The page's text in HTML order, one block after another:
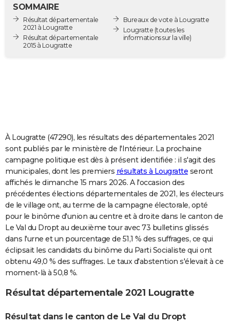
Destinations
City break
Voyage nature
Voyage de noces
Forum
Climat
GUIDES D'ACHAT
COPAINS D'AVANT
S'inscrire
Se connecter
Lycées
Collèges
Primaires
Universités
Entreprises
Service militaire
Avis de recherche
AVIS DE DÉCÈS
FORUM
Bricolage
Lifestyle
Culture
Sport
Auto
Television
Voyage
Cinema
SOMMAIRE
Résultat départementale
2021 à Lougratte
Résultat départementale
2015 à Lougratte
Bureaux de vote à Lougratte
Lougratte (toutes les
informations sur la ville)
À Lougratte (47290), les résultats des départementales 2021
sont publiés par le ministère de l'Intérieur. La prochaine
campagne politique est dès à présent identifiée : il s'agit des
municipales, dont les premiers résultats à Lougratte seront
affichés le dimanche 15 mars 2026. A l'occasion des
précédentes élections départementales de 2021, les électeurs
de le village ont, au terme de la campagne électorale, opté
pour le binôme d'union au centre et à droite dans le canton de
Le Val du Dropt au deuxième tour avec 73 bulletins glissés
dans l'urne et un pourcentage de 51,1 % des suffrages, ce qui
éclipsait les candidats du binôme du Parti Socialiste qui ont
obtenu 49,0 % des suffrages. Le taux d'abstention s'élevait à ce
moment-là à 50,8 %.
Résultat départementale 2021 Lougratte
Résultat dans le canton de Le Val du Dropt